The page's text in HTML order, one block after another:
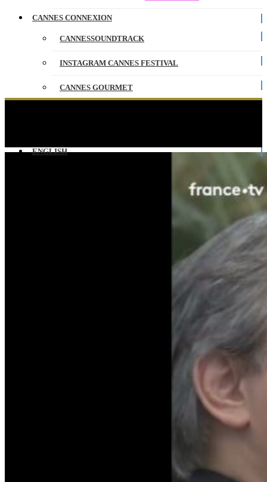
CANNES CONNEXION
CANNESSOUNDTRACK
INSTAGRAM CANNES FESTIVAL
CANNES GOURMET
ENGLISH